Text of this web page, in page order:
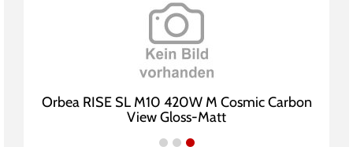
Orbea RISE SL M10 420W M Cosmic Carbon
View Gloss-Matt